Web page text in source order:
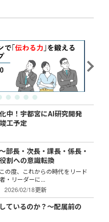
中！宇都宮にAI研究開発
工予定
部長・次長・課長・係長・
割への意識転換
の度、これからの時代をリード
・リーダーに...
2026/02/18更新
ているのか？～配属前の